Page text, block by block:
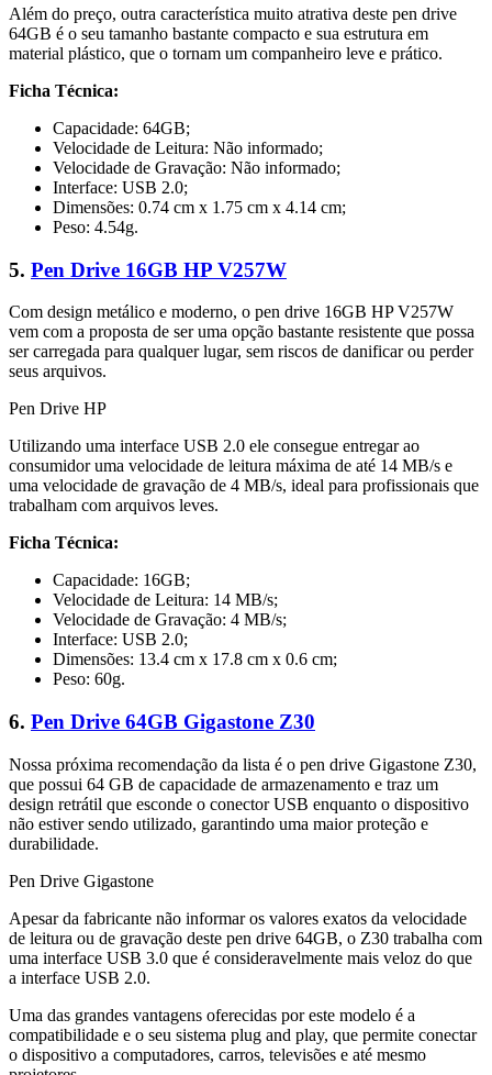
Além do preço, outra característica muito atrativa deste pen drive
64GB é o seu tamanho bastante compacto e sua estrutura em
material plástico, que o tornam um companheiro leve e prático.
Ficha Técnica:
Capacidade: 64GB;
Velocidade de Leitura: Não informado;
Velocidade de Gravação: Não informado;
Interface: USB 2.0;
Dimensões: 0.74 cm x 1.75 cm x 4.14 cm;
Peso: 4.54g.
5. Pen Drive 16GB HP V257W
Com design metálico e moderno, o pen drive 16GB HP V257W
vem com a proposta de ser uma opção bastante resistente que possa
ser carregada para qualquer lugar, sem riscos de danificar ou perder
seus arquivos.
Pen Drive HP
Utilizando uma interface USB 2.0 ele consegue entregar ao
consumidor uma velocidade de leitura máxima de até 14 MB/s e
uma velocidade de gravação de 4 MB/s, ideal para profissionais que
trabalham com arquivos leves.
Ficha Técnica:
Capacidade: 16GB;
Velocidade de Leitura: 14 MB/s;
Velocidade de Gravação: 4 MB/s;
Interface: USB 2.0;
Dimensões: 13.4 cm x 17.8 cm x 0.6 cm;
Peso: 60g.
6. Pen Drive 64GB Gigastone Z30
Nossa próxima recomendação da lista é o pen drive Gigastone Z30,
que possui 64 GB de capacidade de armazenamento e traz um
design retrátil que esconde o conector USB enquanto o dispositivo
não estiver sendo utilizado, garantindo uma maior proteção e
durabilidade.
Pen Drive Gigastone
Apesar da fabricante não informar os valores exatos da velocidade
de leitura ou de gravação deste pen drive 64GB, o Z30 trabalha com
uma interface USB 3.0 que é consideravelmente mais veloz do que
a interface USB 2.0.
Uma das grandes vantagens oferecidas por este modelo é a
compatibilidade e o seu sistema plug and play, que permite conectar
o dispositivo a computadores, carros, televisões e até mesmo